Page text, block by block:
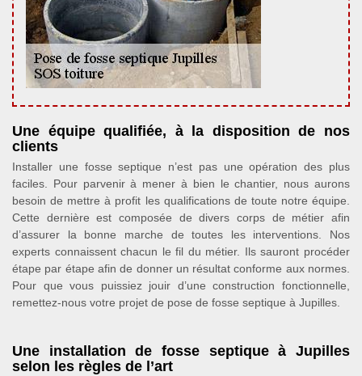
Une équipe qualifiée, à la disposition de nos
clients
Installer une fosse septique n’est pas une opération des plus
faciles. Pour parvenir à mener à bien le chantier, nous aurons
besoin de mettre à profit les qualifications de toute notre équipe.
Cette dernière est composée de divers corps de métier afin
d’assurer la bonne marche de toutes les interventions. Nos
experts connaissent chacun le fil du métier. Ils sauront procéder
étape par étape afin de donner un résultat conforme aux normes.
Pour que vous puissiez jouir d’une construction fonctionnelle,
remettez-nous votre projet de pose de fosse septique à Jupilles.
Une installation de fosse septique à Jupilles
selon les règles de l’art